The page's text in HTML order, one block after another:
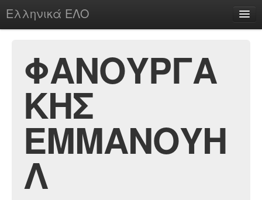
Ελληνικά ΕΛΟ
chesstu.be @ discord
Login
ΦΑΝΟΥΡΓΑ
ΚΗΣ
ΕΜΜΑΝΟΥΗ
Λ